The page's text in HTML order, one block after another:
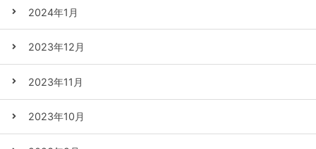
2024年1月
2023年12月
2023年11月
2023年10月